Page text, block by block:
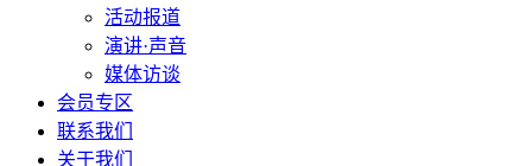
活动报道
演讲·声音
媒体访谈
会员专区
联系我们
关于我们